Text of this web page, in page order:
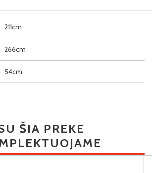
211cm
266cm
54cm
ŠIA PREKE